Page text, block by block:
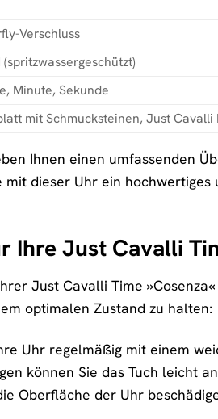
Verschluss
(spritzwassergeschützt)
Minute, Sekunde
mit Schmucksteinen, Just Cavalli
Ihnen einen umfassenden
mit dieser Uhr ein
Ihre Just Cavalli
Just Cavalli Time
optimalen Zustand zu halten:
Uhr regelmäßig mit einem
können Sie das Tuch leicht
Oberfläche der Uhr